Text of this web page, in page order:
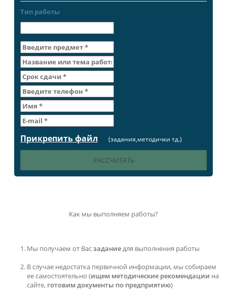
Тип работы
Прикрепить файл (задания,методички тд.)
Как мы выполняем работы?
Мы получаем от Васзаданиедля выполнения работы
В случае недостатка первичной информации, мы собираем
ее самостоятельно (ищем методические рекомендации на
сайте, готовим документы по предприятию)